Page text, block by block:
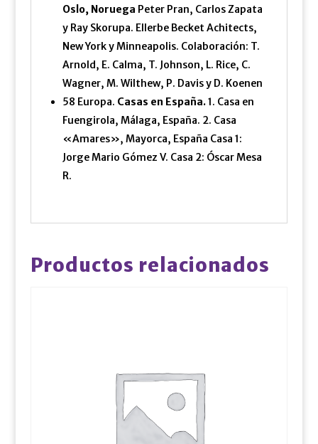
Oslo, Noruega Peter Pran, Carlos Zapata
y Ray Skorupa. Ellerbe Becket Achitects,
New York y Minneapolis. Colaboración: T.
Arnold, E. Calma, T. Johnson, L. Rice, C.
Wagner, M. Wilthew, P. Davis y D. Koenen
58 Europa. Casas en España.1. Casa en
Fuengirola, Málaga, España. 2. Casa
«Amares», Mayorca, España Casa 1:
Jorge Mario Gómez V. Casa 2: Óscar Mesa
R.
Productos relacionados